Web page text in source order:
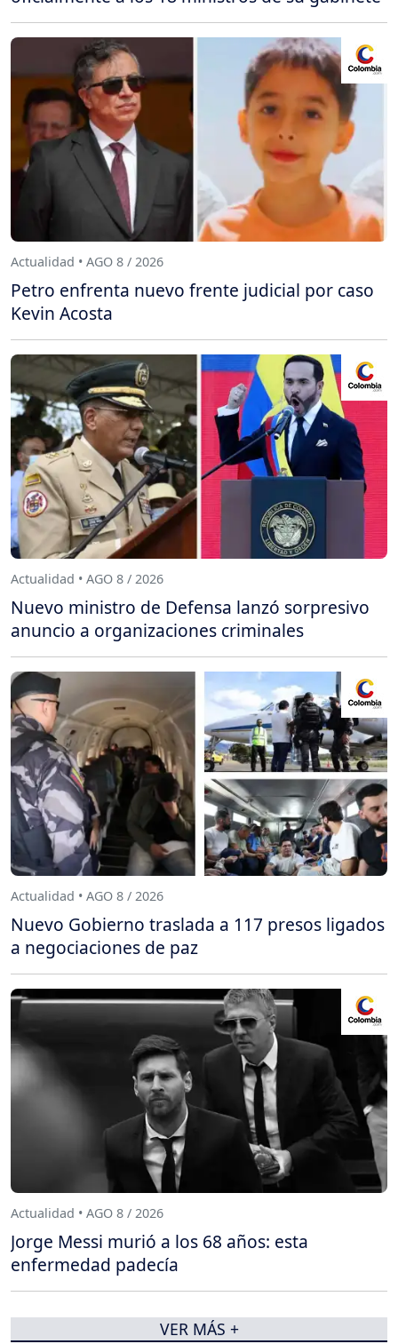
Actualidad • AGO 8 / 2026
Petro enfrenta nuevo frente judicial por caso
Kevin Acosta
Actualidad • AGO 8 / 2026
Nuevo ministro de Defensa lanzó sorpresivo
anuncio a organizaciones criminales
Actualidad • AGO 8 / 2026
Nuevo Gobierno traslada a 117 presos ligados
a negociaciones de paz
Actualidad • AGO 8 / 2026
Jorge Messi murió a los 68 años: esta
enfermedad padecía
VER MÁS +